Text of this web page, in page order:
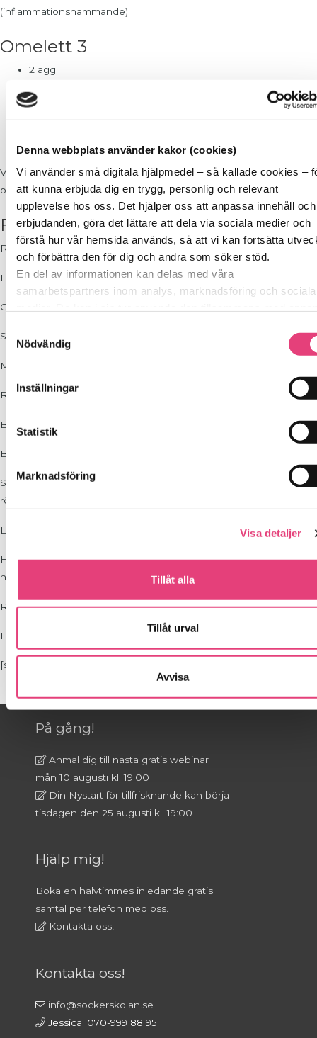
Denna webbplats använder kakor (cookies)
Vi använder små digitala hjälpmedel – så kallade cookies –
att kunna erbjuda dig en trygg, personlig och relevant
upplevelse hos oss. Det hjälper oss att anpassa innehåll och
erbjudanden, göra det lättare att dela via sociala medier och
förstå hur vår hemsida används, så att vi kan fortsätta
och förbättra den för dig och andra som söker stöd.
En del av informationen kan delas med våra
samarbetspartners inom analys, marknadsföring och sociala
in genom sina tjänster.
Vi berättar detta för att du ska kunna känna dig trygg – för
Nödvändig
Inställningar
Statistik
Marknadsföring
Visa detaljer
Tillåt alla
Tillåt urval
Avvisa
(inflammationshämmande)
Omelett 3
2 ägg
20 g ost
2 msk smör
Vispa ägg med 1 msk vatten, slå i en medelvarm stekpanna. Salta,
peppra och strö över riven ost alternativt ostskivor.
Fyllning
Röd lök och räkor
Lite kryddgrönt persilja, basilika, timjan, ruccola, spenat
Champinjoner, finskuren halloumi,vitlök, chili och kryddgrönt.
Smulad fetaost, hackad tomat, några oliver samt lite olivolja.
Mozzarella, hackad tomat, basilika, svartpeppar och olivolja.
Räkor, röd lök och majonnäs klick.
Bacon, alphalphagroddar och en klick majonnäs
Bacon, rödlök och en klick majonnäs/grekisk yoghurt
Stek purjo på medelvärme, lägg i spenat och tomat i pannan och
rör runt.
Lök, sallads, purjo, röd, gul som steks lite lätt
Halloumi tärnad, chili, champinjoner, slätbladig persilja om jag vill
ha en matigare till brunch
Räkor, majonäs/creme fraiche, rödlök
Fetaost, cocktailtomater, oliver, bladgrönt
[ss_receptsamlingen]
På gång!
Anmäl dig till nästa gratis webinar
mån 10 augusti kl. 19:00
Din Nystart för tillfrisknande kan börja
tisdagen den 25 augusti kl. 19:00
Hjälp mig!
Boka en halvtimmes inledande gratis
samtal per telefon med oss.
Kontakta oss!
Kontakta oss!
info@sockerskolan.se
Jessica: 070-999 88 95